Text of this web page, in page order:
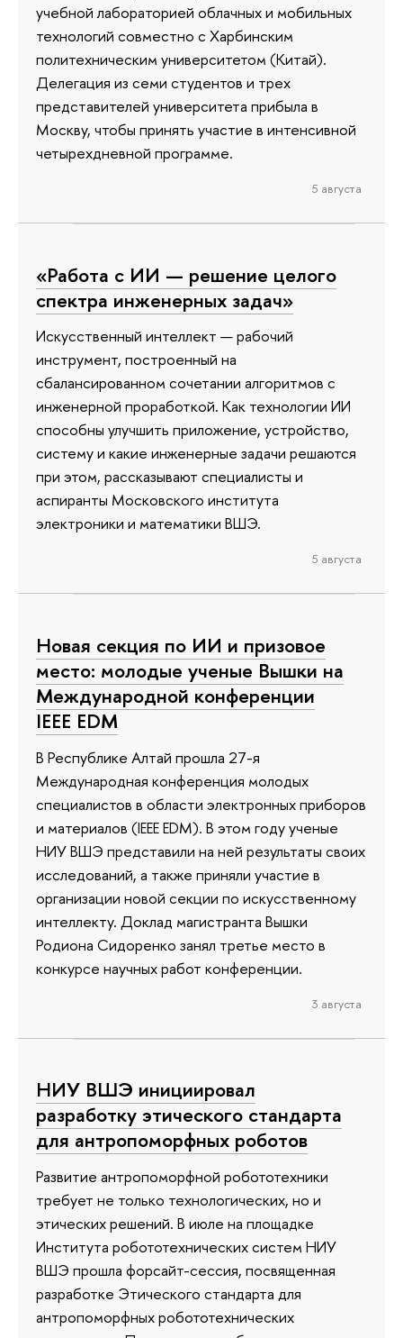
учебной лабораторией облачных и мобильных
технологий совместно с Харбинским
политехническим университетом (Китай).
Делегация из семи студентов и трех
представителей университета прибыла в
Москву, чтобы принять участие в интенсивной
четырехдневной программе.
5 августа
«Работа с ИИ — решение целого
спектра инженерных задач»
Искусственный интеллект — рабочий
инструмент, построенный на
сбалансированном сочетании алгоритмов с
инженерной проработкой. Как технологии ИИ
способны улучшить приложение, устройство,
систему и какие инженерные задачи решаются
при этом, рассказывают специалисты и
аспиранты Московского института
электроники и математики ВШЭ.
5 августа
Новая секция по ИИ и призовое
место: молодые ученые Вышки на
Международной конференции
IEEE EDM
В Республике Алтай прошла 27-я
Международная конференция молодых
специалистов в области электронных приборов
и материалов (IEEE EDM). В этом году ученые
НИУ ВШЭ представили на ней результаты своих
исследований, а также приняли участие в
организации новой секции по искусственному
интеллекту. Доклад магистранта Вышки
Родиона Сидоренко занял третье место в
конкурсе научных работ конференции.
3 августа
НИУ ВШЭ инициировал
разработку этического стандарта
для антропоморфных роботов
Развитие антропоморфной робототехники
требует не только технологических, но и
этических решений. В июле на площадке
Института робототехнических систем НИУ
ВШЭ прошла форсайт-сессия, посвященная
разработке Этического стандарта для
антропоморфных робототехнических